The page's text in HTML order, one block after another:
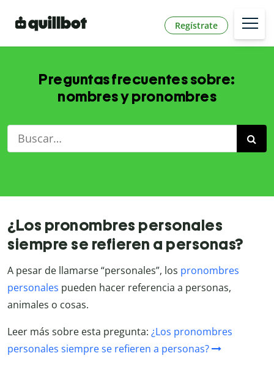
Regístrate
Preguntas frecuentes sobre:
nombres y pronombres
¿Los pronombres personales
siempre se refieren a personas?
A pesar de llamarse “personales”, los pronombres
personales pueden hacer referencia a personas,
animales o cosas.
Leer más sobre esta pregunta: ¿Los pronombres
personales siempre se refieren a personas?